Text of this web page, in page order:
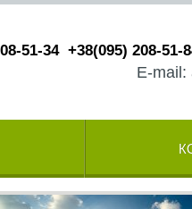
51-34 +38(095) 208-51-
E-mail: